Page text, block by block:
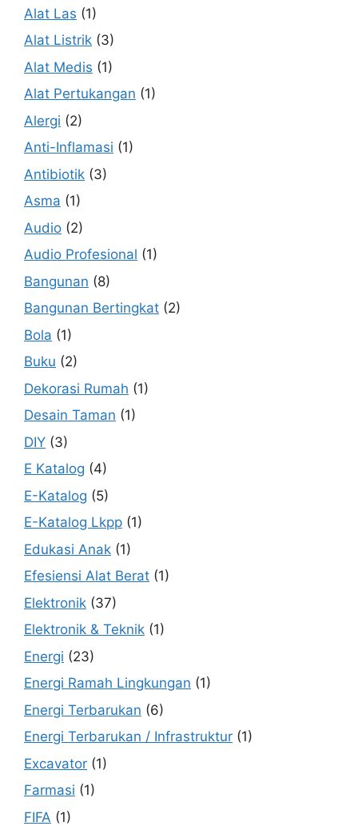
Alat Las (1)
Alat Listrik (3)
Alat Medis (1)
Alat Pertukangan (1)
Alergi (2)
Anti-Inflamasi (1)
Antibiotik (3)
Asma (1)
Audio (2)
Audio Profesional (1)
Bangunan (8)
Bangunan Bertingkat (2)
Bola (1)
Buku (2)
Dekorasi Rumah (1)
Desain Taman (1)
DIY (3)
E Katalog (4)
E-Katalog (5)
E-Katalog Lkpp (1)
Edukasi Anak (1)
Efesiensi Alat Berat (1)
Elektronik (37)
Elektronik & Teknik (1)
Energi (23)
Energi Ramah Lingkungan (1)
Energi Terbarukan (6)
Energi Terbarukan / Infrastruktur (1)
Excavator (1)
Farmasi (1)
FIFA (1)